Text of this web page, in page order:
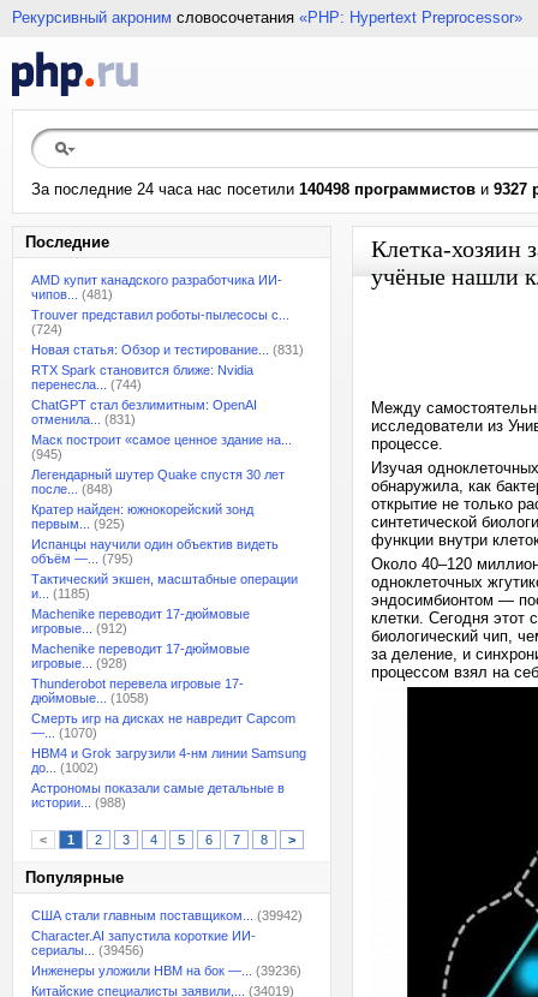
Рекурсивный акроним словосочетания «PHP: Hypertext Preprocessor»
За последние 24 часа нас посетили 140498 программистов и 9327
Последние
AMD купит канадского разработчика ИИ-
чипов...
(481)
Trouver представил роботы-пылесосы с...
(724)
Новая статья: Обзор и тестирование...
(831)
RTX Spark становится ближе: Nvidia
перенесла...
(744)
ChatGPT стал безлимитным: OpenAI
отменила...
(831)
Маск построит «самое ценное здание на...
(945)
Легендарный шутер Quake спустя 30 лет
после...
(848)
Кратер найден: южнокорейский зонд
первым...
(925)
Испанцы научили один объектив видеть
объём —...
(795)
Тактический экшен, масштабные операции
и...
(1185)
Machenike переводит 17-дюймовые
игровые...
(912)
Machenike переводит 17-дюймовые
игровые...
(928)
Thunderobot перевела игровые 17-
дюймовые...
(1058)
Смерть игр на дисках не навредит Capcom
—...
(1070)
HBM4 и Grok загрузили 4-нм линии Samsung
до...
(1002)
Астрономы показали самые детальные в
истории...
(988)
< 1 2 3 4 5 6 7 8 >
Популярные
США стали главным поставщиком...
(39942)
Character.AI запустила короткие ИИ-
сериалы...
(39456)
Инженеры уложили HBM на бок —...
(39236)
Китайские специалисты заявили,...
(34019)
Клетка-хозяин
учёные нашли
Между
исследователи из
процессе.
Изучая
обнаружила, как
открытие не только
синтетической
функции внутри
Около 40–120
одноклеточных
эндосимбионтом —
клетки. Сегодня этот
биологический чип,
за деление, и
процессом взял на